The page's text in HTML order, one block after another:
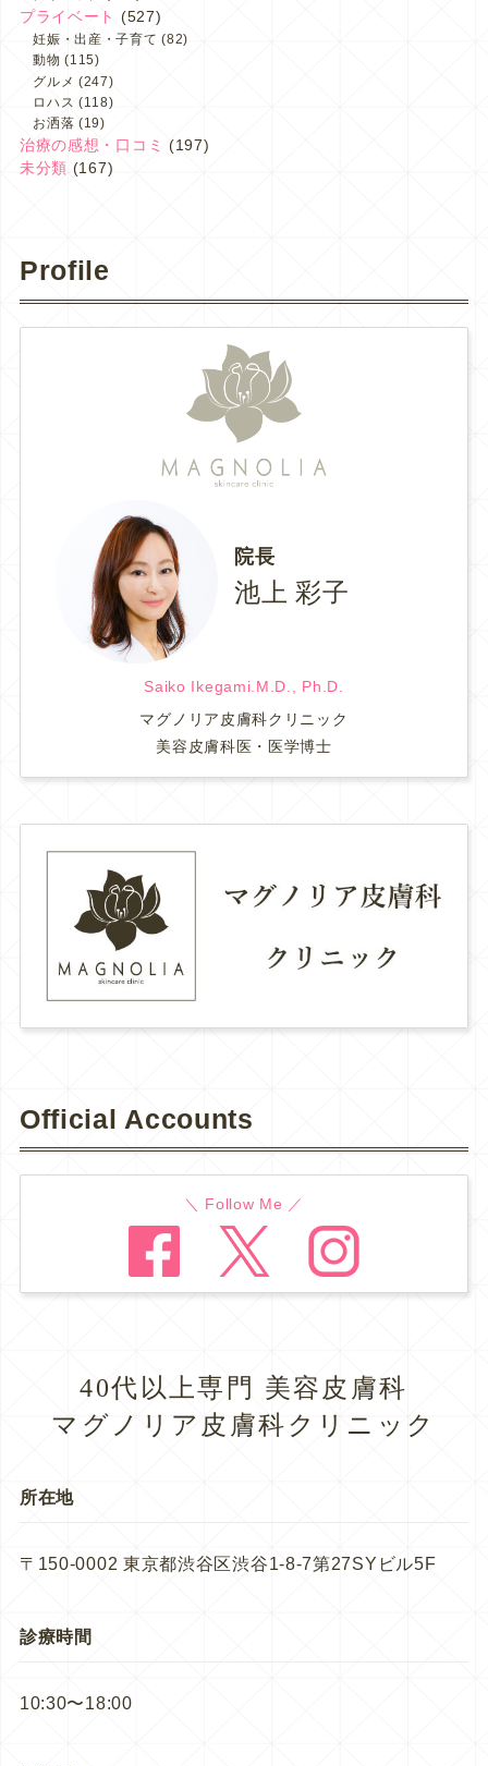
プライベート (527)
妊娠・出産・子育て (82)
動物 (115)
グルメ (247)
ロハス (118)
お洒落 (19)
治療の感想・口コミ
(197)
未分類 (167)
Profile
院長
池上 彩子
Saiko Ikegami.M.D., Ph.D.
マグノリア皮膚科クリニック
美容皮膚科医・医学博士
Official Accounts
＼ Follow Me ／
40代以上専門 美容皮膚科
マグノリア皮膚科クリニック
所在地
〒150-0002 東京都渋谷区渋谷1-8-7第27SYビル5F
診療時間
10:30〜18:00